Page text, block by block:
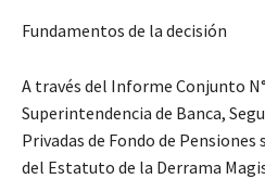
Fundamentos de la decisión
A través del Informe Conjunto
Superintendencia de Banca,
Privadas de Fondo de
del Estatuto de la Derrama